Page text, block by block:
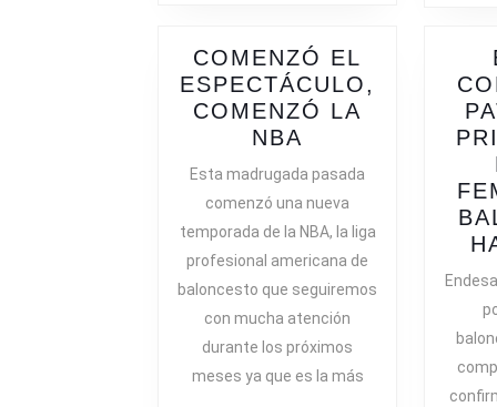
COMENZÓ EL
ESPECTÁCULO,
COMENZÓ LA
NBA
ESPECTÁCULO,
COMENZÓ
LA
NBA
Esta madrugada pasada
comenzó una nueva
temporada de la NBA, la liga
profesional americana de
baloncesto que seguiremos
con mucha atención
durante los próximos
meses ya que es la más